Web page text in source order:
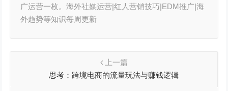
广运营一枚。海外社媒运营|红人营销技巧|EDM推广|海
外趋势等知识每周更新
上一篇
思考：跨境电商的流量玩法与赚钱逻辑